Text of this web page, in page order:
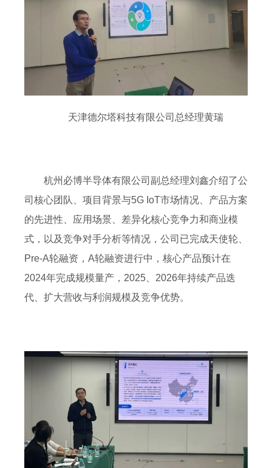
天津德尔塔科技有限公司总经理黄瑞
杭州必博半导体有限公司副总经理刘鑫介绍了公
司核心团队、项目背景与5G IoT市场情况、产品方案
的先进性、应用场景、差异化核心竞争力和商业模
式，以及竞争对手分析等情况，公司已完成天使轮、
Pre-A轮融资，A轮融资进行中，核心产品预计在
2024年完成规模量产，2025、2026年持续产品迭
代、扩大营收与利润规模及竞争优势。